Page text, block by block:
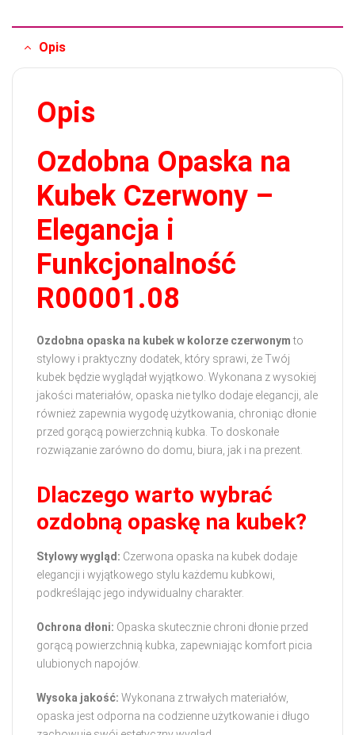
Opis
Opis
Ozdobna Opaska na
Kubek Czerwony –
Elegancja i
Funkcjonalność
R00001.08
Ozdobna opaska na kubek w kolorze czerwonymto
stylowy i praktyczny dodatek, który sprawi, że Twój
kubek będzie wyglądał wyjątkowo. Wykonana z wysokiej
jakości materiałów, opaska nie tylko dodaje elegancji, ale
również zapewnia wygodę użytkowania, chroniąc dłonie
przed gorącą powierzchnią kubka. To doskonałe
rozwiązanie zarówno do domu, biura, jak i na prezent.
Dlaczego warto wybrać
ozdobną opaskę na kubek?
Stylowy wygląd: Czerwona opaska na kubek dodaje
elegancji i wyjątkowego stylu każdemu kubkowi,
podkreślając jego indywidualny charakter.
Ochrona dłoni: Opaska skutecznie chroni dłonie przed
gorącą powierzchnią kubka, zapewniając komfort picia
ulubionych napojów.
Wysoka jakość: Wykonana z trwałych materiałów,
opaska jest odporna na codzienne użytkowanie i długo